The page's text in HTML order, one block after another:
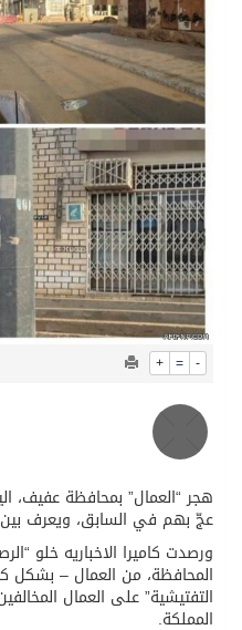
محافظ عفيف يؤدي صلاة
“العمال” بمحافظة عفيف، اليوم
بهم في السابق، ويعرف بين أهل
كاميرا الاخباريه خلو
من العمال – بشكل كامل –
على العمال المخالفين